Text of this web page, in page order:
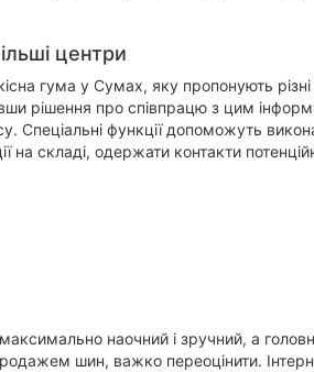
центри
гума у Сумах, яку пропонують
рішення про співпрацю з цим
Спеціальні функції допоможуть
на складі, одержати контакти
наочний і зручний, а
шин, важко переоцінити.